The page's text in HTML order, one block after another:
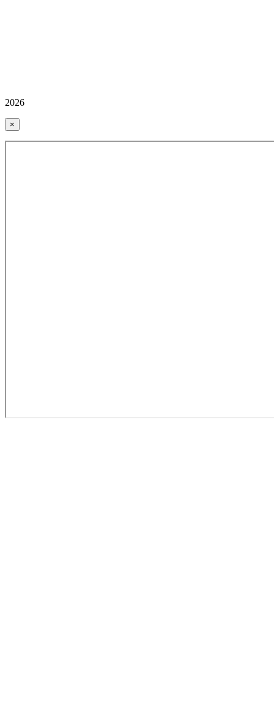
2026
×